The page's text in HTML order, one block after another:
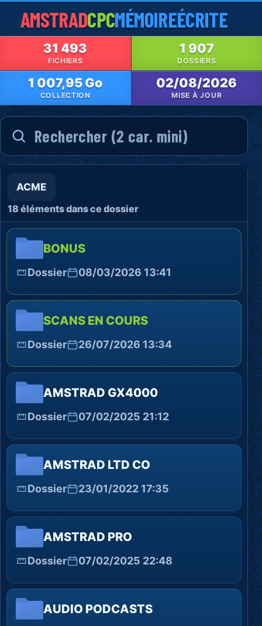
AMSTRADCPCMÉMOIREÉCRITE
31 493
FICHIERS
1 907
DOSSIERS
1 007,95 Go
COLLECTION
02/08/2026
MISE À JOUR
ACME
18 éléments dans ce dossier
BONUS
Dossier 08/03/2026 13:41
SCANS EN COURS
Dossier 26/07/2026 13:34
AMSTRAD GX4000
Dossier 07/02/2025 21:12
AMSTRAD LTD CO
Dossier 23/01/2022 17:35
AMSTRAD PRO
Dossier 07/02/2025 22:48
AUDIO PODCASTS